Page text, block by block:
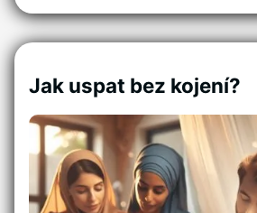
Jak uspat bez kojení?